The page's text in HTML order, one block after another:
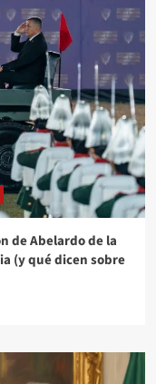
de Abelardo de la
(y qué dicen sobre